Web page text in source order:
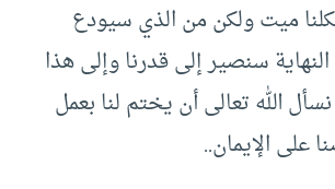
ميت ولكن من الذي سيودع
سنصير إلى قدرنا وإلى هذا
الله تعالى أن يختم لنا بعمل
على الإيمان..